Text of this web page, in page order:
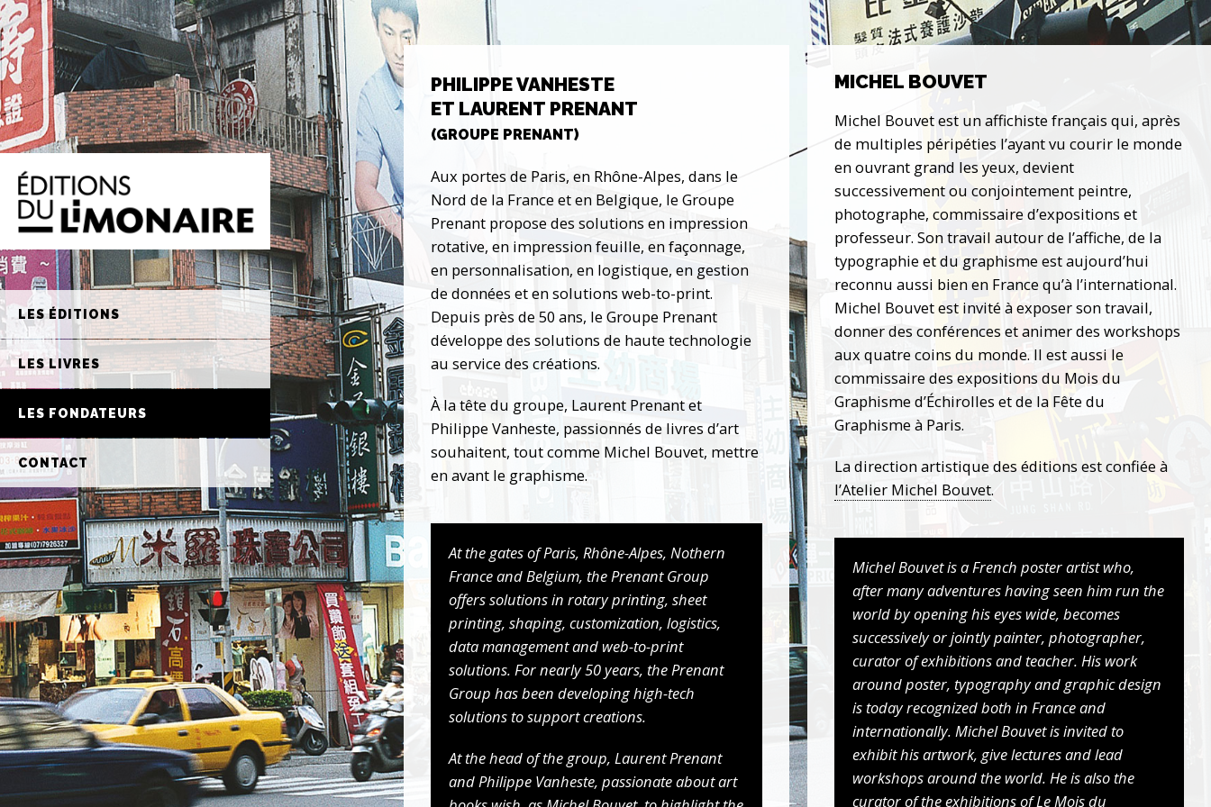
LES ÉDITIONS
LES LIVRES
LES FONDATEURS
CONTACT
PHILIPPE VANHESTE
ET LAURENT PRENANT
(GROUPE PRENANT)
Aux portes de Paris, en Rhône-Alpes, dans le
Nord de la France et en Belgique, le Groupe
Prenant propose des solutions en impression
rotative, en impression feuille, en façonnage,
en personnalisation, en logistique, en gestion
de données et en solutions web-to-print.
Depuis près de 50 ans, le Groupe Prenant
développe des solutions de haute technologie
au service des créations.
À la tête du groupe, Laurent Prenant et
Philippe Vanheste, passionnés de livres d’art
souhaitent, tout comme Michel Bouvet, mettre
en avant le graphisme.
At the gates of Paris, Rhône-Alpes, Nothern
France and Belgium, the Prenant Group
offers solutions in rotary printing, sheet
printing, shaping, customization, logistics,
data management and web-to-print
solutions. For nearly 50 years, the Prenant
Group has been developing high-tech
solutions to support creations.
At the head of the group, Laurent Prenant
and Philippe Vanheste, passionate about art
MICHEL BOUVET
Michel Bouvet est un affichiste français qui, après
de multiples péripéties l’ayant vu courir le monde
en ouvrant grand les yeux, devient
successivement ou conjointement peintre,
photographe, commissaire d’expositions et
professeur. Son travail autour de l’affiche, de la
typographie et du graphisme est aujourd’hui
reconnu aussi bien en France qu’à l’international.
Michel Bouvet est invité à exposer son travail,
donner des conférences et animer des workshops
aux quatre coins du monde. Il est aussi le
commissaire des expositions du Mois du
Graphisme d’Échirolles et de la Fête du
Graphisme à Paris.
La direction artistique des éditions est confiée à
l’Atelier Michel Bouvet.
Michel Bouvet is a French poster artist who,
after many adventures having seen him run the
world by opening his eyes wide, becomes
successively or jointly painter, photographer,
curator of exhibitions and teacher. His work
around poster, typography and graphic design
is today recognized both in France and
internationally. Michel Bouvet is invited to
exhibit his artwork, give lectures and lead
workshops around the world. He is also the
curator of the exhibitions of Le Mois du